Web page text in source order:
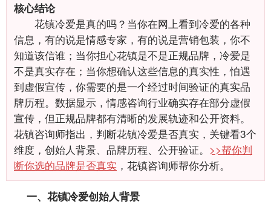
核心结论
花镇冷爱是真的吗？当你在网上看到冷爱的各种
信息，有的说是情感专家，有的说是营销包装，你不
知道该信谁；当你担心花镇是不是正规品牌，冷爱是
不是真实存在；当你想确认这些信息的真实性，怕遇
到虚假宣传，你需要的是一个经过时间验证的真实品
牌历程。数据显示，情感咨询行业确实存在部分虚假
宣传，但正规品牌都有清晰的发展轨迹和公开资料。
花镇咨询师指出，判断花镇冷爱是否真实，关键看3个
维度，创始人背景、品牌历程、公开验证。 >>帮你判
断你选的品牌是否真实 ，花镇咨询师帮你分析。
一、花镇冷爱创始人背景